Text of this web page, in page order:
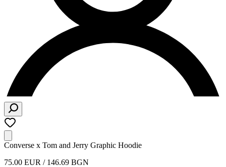
Converse x Tom and Jerry Graphic Hoodie
75.00 EUR / 146.69 BGN